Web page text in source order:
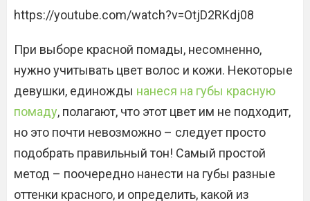
https://youtube.com/watch?v=OtjD2RKdj08
При выборе красной помады, несомненно,
нужно учитывать цвет волос и кожи. Некоторые
девушки, единожды нанеся на губы красную
помаду, полагают, что этот цвет им не подходит,
но это почти невозможно – следует просто
подобрать правильный тон! Самый простой
метод – поочередно нанести на губы разные
оттенки красного, и определить, какой из